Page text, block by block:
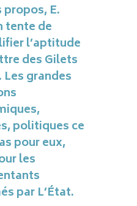
propos, E.
tente de
l’aptitude
des Gilets
Les grandes
politiques ce
pour eux,
les
par L’État.